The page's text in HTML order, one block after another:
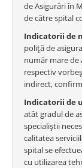
de Asigurări în
de către spital
Indicatorii de
poliţă de
număr mare de
respectiv
indirect,
Indicatorii de
atât gradul de
specialiştii
calitatea
spital se
cu utilizarea